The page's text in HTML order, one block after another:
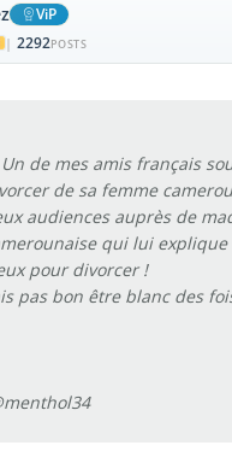
ViP
| 2292POSTS
de mes amis français
de sa femme
audiences auprès de
qui lui
pour divorcer !
pas bon être blanc des